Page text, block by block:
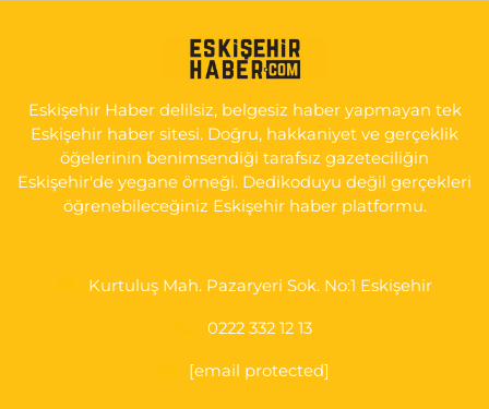
YENİDOĞAN MH.ŞEHİT SERKAN ÖZAYDIN CD.8 B ESKİ DEVLET
0 (222) 237 75 17 Yol Tarifi Al
Eskişehir Haber delilsiz, belgesiz haber yapmayan tek
Eskişehir haber sitesi. Doğru, hakkaniyet ve gerçeklik
öğelerinin benimsendiği tarafsız gazeteciliğin
Eskişehir'de yegane örneği. Dedikoduyu değil gerçekleri
öğrenebileceğiniz Eskişehir haber platformu.
Kurtuluş Mah. Pazaryeri Sok. No:1 Eskişehir
0222 332 12 13
[email protected]